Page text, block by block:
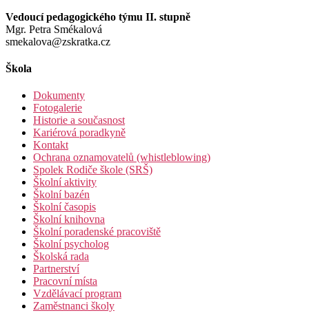
Vedoucí pedagogického týmu II. stupně
Mgr. Petra Smékalová
smekalova@zskratka.cz
Škola
Dokumenty
Fotogalerie
Historie a současnost
Kariérová poradkyně
Kontakt
Ochrana oznamovatelů (whistleblowing)
Spolek Rodiče škole (SRŠ)
Školní aktivity
Školní bazén
Školní časopis
Školní knihovna
Školní poradenské pracoviště
Školní psycholog
Školská rada
Partnerství
Pracovní místa
Vzdělávací program
Zaměstnanci školy